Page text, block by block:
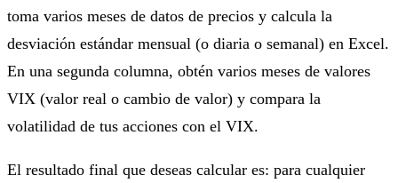
toma varios meses de datos de precios y calcula la
desviación estándar mensual (o diaria o semanal) en Excel.
En una segunda columna, obtén varios meses de valores
VIX (valor real o cambio de valor) y compara la
volatilidad de tus acciones con el VIX.
El resultado final que deseas calcular es: para cualquier